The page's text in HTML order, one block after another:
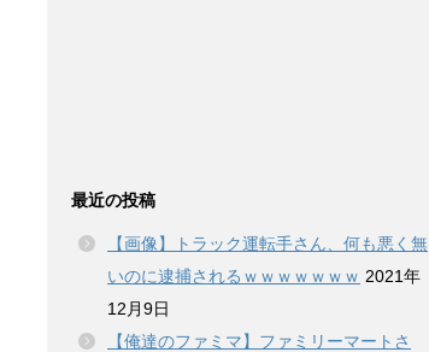
最近の投稿
【画像】トラック運転手さん、何も悪く無
いのに逮捕されるｗｗｗｗｗｗｗ 2021年
12月9日
【俺達のファミマ】ファミリーマートさ